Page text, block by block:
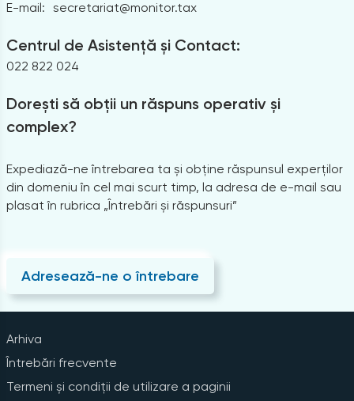
E-mail: secretariat@monitor.tax
Centrul de Asistență și Contact:
022 822 024
Dorești să obții un răspuns operativ și
complex?
Expediază-ne întrebarea ta și obține răspunsul experților
din domeniu în cel mai scurt timp, la adresa de e-mail sau
plasat în rubrica „Întrebări și răspunsuri”
Adresează-ne o întrebare
Arhiva
Întrebări frecvente
Termeni și condiții de utilizare a paginii